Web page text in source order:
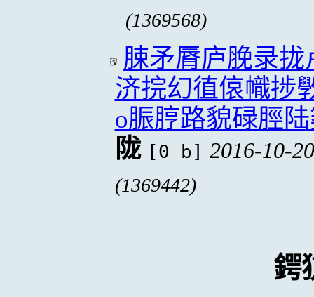
(1369568)
脨矛脣庐脕录
济捖幻徝偯幟捗
o脤脝路貌碌脛
陇 [0 b] 2016-10-
(1369442)
鍔